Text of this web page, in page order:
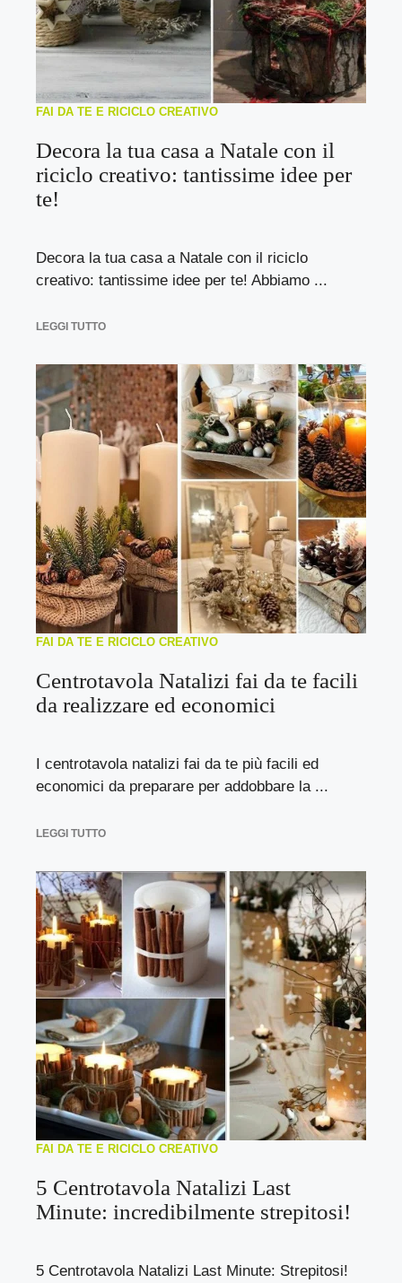
FAI DA TE E RICICLO CREATIVO
Decora la tua casa a Natale con il
riciclo creativo: tantissime idee per
te!
Decora la tua casa a Natale con il riciclo
creativo: tantissime idee per te! Abbiamo ...
LEGGI TUTTO
FAI DA TE E RICICLO CREATIVO
Centrotavola Natalizi fai da te facili
da realizzare ed economici
I centrotavola natalizi fai da te più facili ed
economici da preparare per addobbare la ...
LEGGI TUTTO
FAI DA TE E RICICLO CREATIVO
5 Centrotavola Natalizi Last
Minute: incredibilmente strepitosi!
5 Centrotavola Natalizi Last Minute: Strepitosi!